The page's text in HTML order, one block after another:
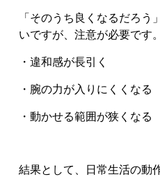
「そのうち良くなるだろう
いですが、注意が必要です。
・違和感が長引く
・腕の力が入りにくくなる
・動かせる範囲が狭くなる
結果として、日常生活の動